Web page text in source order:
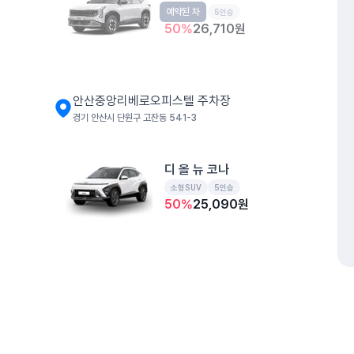
소형SUV 5인승
50%26,710원
예약된 차
안산중앙리베로오피스텔 주차장
경기 안산시 단원구 고잔동 541-3
디 올 뉴 코나
소형SUV 5인승
50%25,090원